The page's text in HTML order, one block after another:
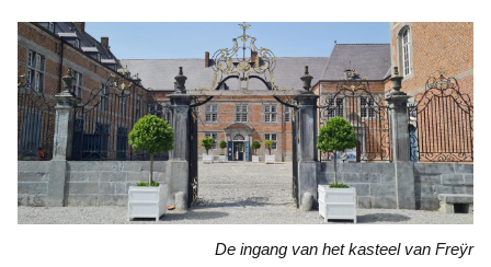
De ingang van het kasteel van Freÿr